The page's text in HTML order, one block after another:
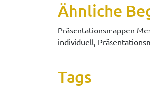
Ähnliche
Präsentationsmappen
individuell,
Tags